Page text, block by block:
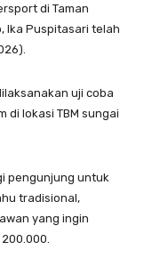
di Taman
Ika Puspitasari telah
uji coba
di lokasi TBM sungai
pengunjung untuk
tradisional,
yang ingin